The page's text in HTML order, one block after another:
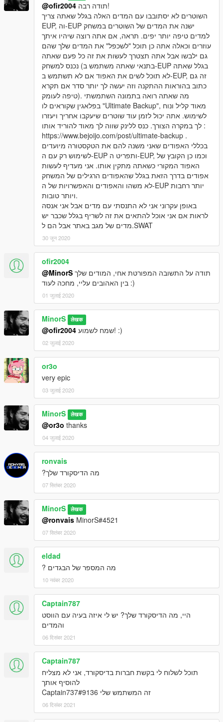
@ofir2004
תודה רבה!
השוטרים לא יסתובבו עם המדים האלה בגלל שאתה צריך
EUP, וה-EUP ישנה את המדים של השוטרים במשחק
למדים טיפה יותר יפים. תראה, אם אתה רוצה שיהיו איתך
עוזרים וכאלה אתה כן תוכל "לשכפל" את המדים שלך שהם
גם ילבשו אבל אתה תצטרך לעשות את זה כל פעם שאתה
נכנס למשחק (בתנאי שאתה משתמש ב-EUP בגלל שאתה
לא תוכל לשים את האפוד אם לא תשתמש ב-EUP, זה גם
כתוב בהוראות ההתקנה וזה יעשה לך יותר סדר אם תקרא
טיפה לעומק). מה שאתה רואה בתמונה השתמשתי
בפלאגין שקוראים לו "Ultimate Backup", מאוד קליל ונוח
לשימוש. אתה יכול לזמן עוד שוטרים שיעקבו אחריך ויעזרו
לך במקרה הצורך. כנס ללינק שווה לך מאוד להוריד אותו :
https://www.bejoijo.com/post/ultimate-backup .
בכללי האפודים שאני משנה להם את הטקסטורה מיועדים
לשימוש רק עם ה-EUP ותפריט ה-EUP, וכמו כן הקובץ של
האפוד המקורי כשאתה מתקין אותו. אני מעדיף לעשות
אפודים בדרך הזאת בגלל שהאפודים הרגילים של המשחק
לא משהו והאפודים והאפשרויות של ה-EUP יותר רחבות
ויותר טובות.
באופן עקרוני אני לא התנסתי עם מדים אבל אני אנסה
לראות אם אני אוכל להתאים את זה לשריף בגלל שכבר יש
מדים של מגב באתר אבל הם ל.SWAT
30 जून 2020
ofir2004
@MinorS
בין האהובים עליי, מחכה לעוד :)
01 जुलाई 2020
MinorS लेखक
@ofir2004 שמח לשמוע! :)
02 जुलाई 2020
or3o
very epic
03 जुलाई 2020
MinorS लेखक
@or3o thanks
04 जुलाई 2020
ronvais
מה הדיסקורד שלך?
07 सितंबर 2020
MinorS लेखक
@ronvais MinorS#4521
07 सितंबर 2020
eldad
מה המספר של הבגדים ?
10 नवंबर 2020
Captain787
היי, מה הדיסקורד שלך? יש לי איזה בעיה עם הווסט
והמדים
06 दिसंबर 2021
Captain787
תוכל לשלוח לי בקשת חברות בדיסקורד, אני לא מצליח
להוסיף אותך
זה המשתמש שלי Captain737#9136
06 दिसंबर 2021